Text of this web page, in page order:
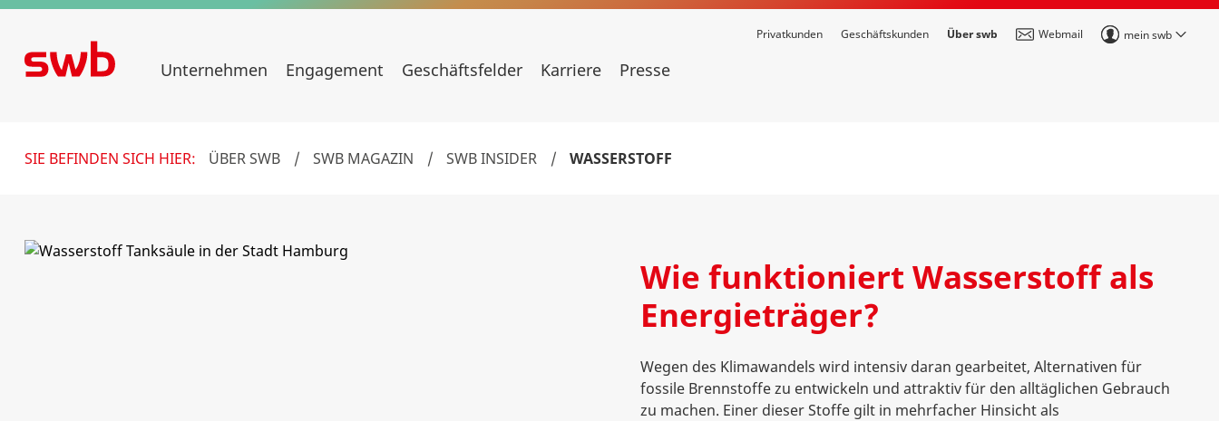
Privatkunden Geschäftskunden Über swb Webmail mein swb
Unternehmen Engagement Geschäftsfelder Karriere Presse
SIE BEFINDEN SICH HIER: ÜBER SWB / SWB MAGAZIN / SWB INSIDER / WASSERSTOFF
Wie funktioniert Wasserstoff als
Energieträger?
Wegen des Klimawandels wird intensiv daran gearbeitet, Alternativen für
fossile Brennstoffe zu entwickeln und attraktiv für den alltäglichen Gebrauch
zu machen. Einer dieser Stoffe gilt in mehrfacher Hinsicht als